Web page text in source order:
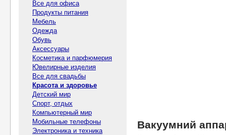
Все для офиса
Продукты питания
Мебель
Одежда
Обувь
Аксессуары
Косметика и парфюмерия
Ювелирные изделия
Все для свадьбы
Красота и здоровье
Детский мир
Спорт, отдых
Компьютерный мир
Мобильные телефоны
Электроника и техника
Вакуумний